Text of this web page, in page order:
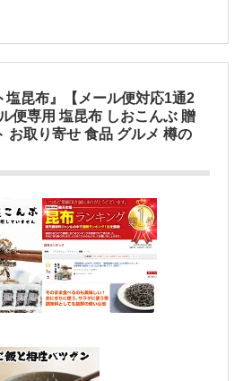
塩昆布』【メール便対応1通2
便専用 塩昆布 しおこんぶ 贈
お取り寄せ 食品 グルメ 樽の